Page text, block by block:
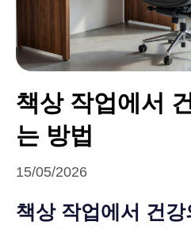
책상 작업에서
는 방법
15/05/2026
책상 작업에서 건강